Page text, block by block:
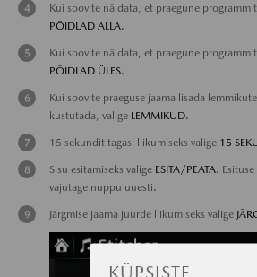
Kui soovite näidata, et praegune programm
PÖIDLAD ALLA.
Kui soovite näidata, et praegune programm
PÖIDLAD ÜLES.
Kui soovite praeguse jaama lisada
kustutada, valige LEMMIKUD.
15 sekundit tagasi liikumiseks valige 15
Sisu esitamiseks valige ESITA/PEATA.
vajutage nuppu uuesti.
Järgmise jaama juurde liikumiseks valige
KÜPSISTE